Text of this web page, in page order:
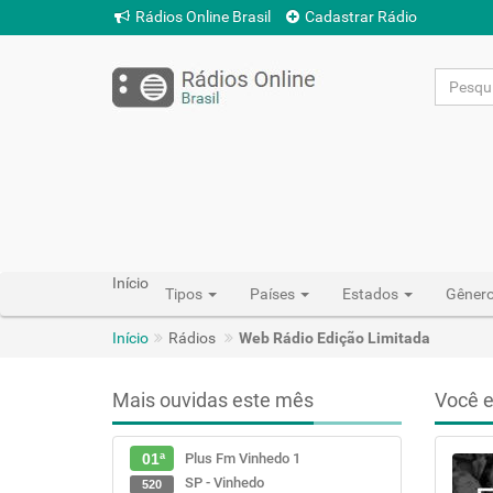
Rádios Online Brasil Cadastrar Rádio
Início
Tipos Países Estados
Início Rádios Web Rádio Edição Limitada
Mais ouvidas este mês
01ª
Plus Fm Vinhedo 1
SP - Vinhedo
520
Você